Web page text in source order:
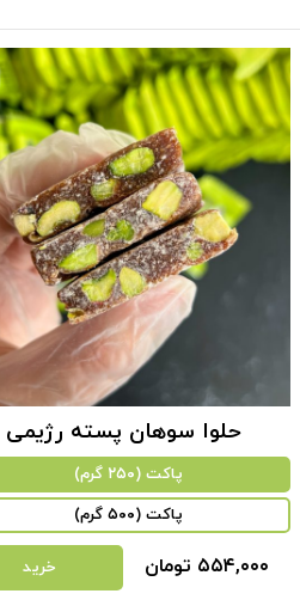
حلوا‌‌ سوهان پسته رژیمی
پاکت (۲۵۰ گرم)
پاکت (۵۰۰ گرم)
۵۵۴,۰۰۰ تومان خرید